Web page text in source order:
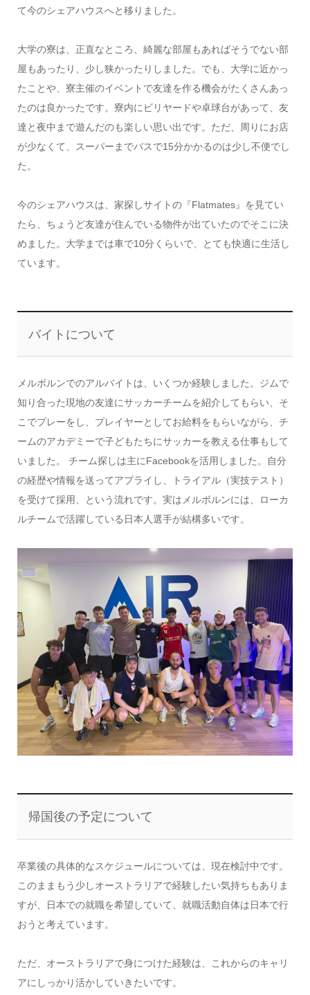
て今のシェアハウスへと移りました。
大学の寮は、正直なところ、綺麗な部屋もあればそうでない部
屋もあったり、少し狭かったりしました。でも、大学に近かっ
たことや、寮主催のイベントで友達を作る機会がたくさんあっ
たのは良かったです。寮内にビリヤードや卓球台があって、友
達と夜中まで遊んだのも楽しい思い出です。ただ、周りにお店
が少なくて、スーパーまでバスで15分かかるのは少し不便でし
た。
今のシェアハウスは、家探しサイトの『Flatmates』を見てい
たら、ちょうど友達が住んでいる物件が出ていたのでそこに決
めました。大学までは車で10分くらいで、とても快適に生活し
ています。
バイトについて
メルボルンでのアルバイトは、いくつか経験しました。ジムで
知り合った現地の友達にサッカーチームを紹介してもらい、そ
こでプレーをし、プレイヤーとしてお給料をもらいながら、チ
ームのアカデミーで子どもたちにサッカーを教える仕事もして
いました。 チーム探しは主にFacebookを活用しました。自分
の経歴や情報を送ってアプライし、トライアル（実技テスト）
を受けて採用、という流れです。実はメルボルンには、ローカ
ルチームで活躍している日本人選手が結構多いです。
帰国後の予定について
卒業後の具体的なスケジュールについては、現在検討中です。
このままもう少しオーストラリアで経験したい気持ちもありま
すが、日本での就職を希望していて、就職活動自体は日本で行
おうと考えています。
ただ、オーストラリアで身につけた経験は、これからのキャリ
アにしっかり活かしていきたいです。